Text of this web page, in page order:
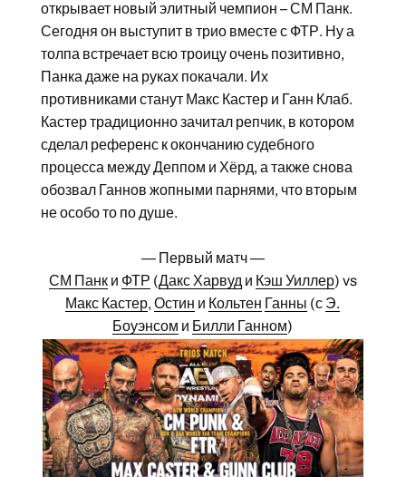
открывает новый элитный чемпион – СМ Панк.
Сегодня он выступит в трио вместе с ФТР. Ну а
толпа встречает всю троицу очень позитивно,
Панка даже на руках покачали. Их
противниками станут Макс Кастер и Ганн Клаб.
Кастер традиционно зачитал репчик, в котором
сделал референс к окончанию судебного
процесса между Деппом и Хёрд, а также снова
обозвал Ганнов жопными парнями, что вторым
не особо то по душе.
— Первый матч —
СМ Панки ФТР (Дакс Харвуд и Кэш Уиллер) vs
Макс Кастер,Остин и Кольтен Ганны (с Э.
Боуэнсом и Билли Ганном)